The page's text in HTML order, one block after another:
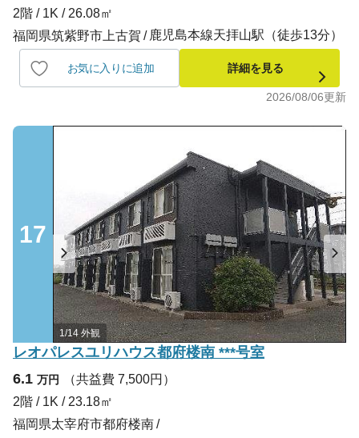
2階 / 1K / 26.08㎡
福岡県筑紫野市上古賀
鹿児島本線天拝山駅（徒歩13分）
お気に入りに追加 詳細を見る
2026/08/06更新
17
1/14 外観
レオパレスユリハウス都府楼南 ***号室
6.1 万円
（共益費 7,500円）
2階 / 1K / 23.18㎡
福岡県太宰府市都府楼南